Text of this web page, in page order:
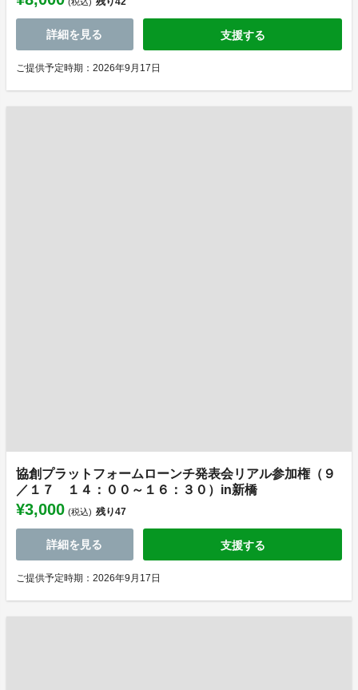
詳細を見る 支援する
ご提供予定時期：2026年9月17日
協創プラットフォームローンチ発表会リアル参加権（９
／１７ １４：００～１６：３０）in新橋
¥3,000 (税込) 残り47
詳細を見る 支援する
ご提供予定時期：2026年9月17日